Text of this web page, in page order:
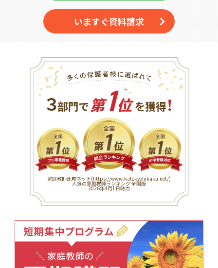
いますぐ資料請求
３部門で 第1位を獲得！
家庭教師比較ネット(https://www.katekyohikaku.net/)
人気の家庭教師ランキング 全国版
2026年4月1日時点